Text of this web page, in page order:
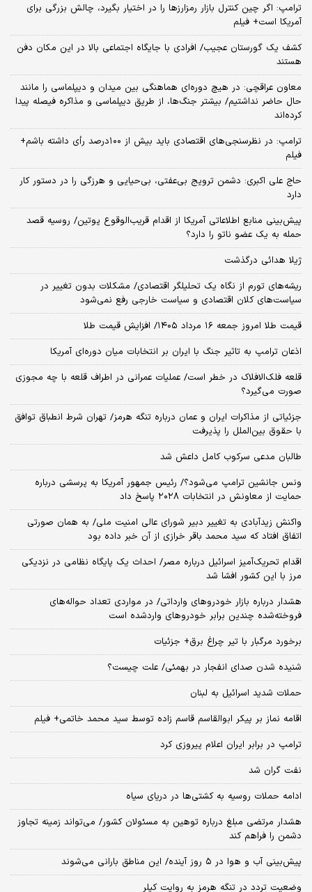
ترامپ: اگر چین کنترل بازار رمزارزها را در اختیار بگیرد، چالش بزرگی برای
آمریکا است+ فیلم
کشف یک گورستان عجیب/ افرادی با جایگاه اجتماعی بالا در این مکان دفن
هستند
معاون عراقچی: در هیچ دوره‌ای هماهنگی بین میدان و دیپلماسی را مانند
حال حاضر نداشتیم/ بیشتر جنگ‌ها، از طریق دیپلماسی و مذاکره فیصله پیدا
کرده‌اند
ترامپ: در نظرسنجی‌های اقتصادی باید بیش از ۱۰۰درصد رأی داشته باشم+
فیلم
حاج علی اکبری: دشمن ترویج بی‌عفتی، بی‌حیایی و هرزگی را در دستور کار
دارد
پیش‌بینی منابع اطلاعاتی آمریکا از اقدام قریب‌الوقوع پوتین/ روسیه قصد
حمله به یک عضو ناتو را دارد؟
ژیلا هدائی درگذشت
ریشه‌های تورم از نگاه یک تحلیلگر اقتصادی/ مشکلات بدون تغییر در
سیاست‌های کلان اقتصادی و سیاست خارجی رفع نمی‌شود
قیمت طلا امروز جمعه ۱۶ مرداد ۱۴۰۵/ افزایش قیمت طلا
اذعان ترامپ به تاثیر جنگ با ایران بر انتخابات میان دوره‌ای آمریکا
قلعه فلک‌الافلاک در خطر است/ عملیات عمرانی در اطراف قلعه با چه مجوزی
صورت می‌گیرد؟
جزئیاتی از مذاکرات ایران و عمان درباره تنگه هرمز/ تهران شرط انطباق توافق
با حقوق بین‌الملل را پذیرفت
طالبان مدعی سرکوب کامل داعش شد
ونس جانشین ترامپ می‌شود؟/ رئیس جمهور آمریکا به پرسشی درباره
حمایت از معاونش در انتخابات ۲۰۲۸ پاسخ داد
واکنش زیدآبادی به تغییر دبیر شورای عالی امنیت ملی/ به همان صورتی
اتفاق افتاد که سید محمد باقر خرازی از آن خبر داده بود
اقدام تحریک‌آمیز اسرائیل درباره مصر/ احداث یک پایگاه نظامی در نزدیکی
مرز با این کشور افشا شد
هشدار درباره بازار خودروهای وارداتی/ در مواردی تعداد حواله‌های
فروخته‌شده چندین برابر خودروهای واردشده است
برخورد مرگبار با تیر چراغ برق+ جزئیات
شنیده شدن صدای انفجار در بهمئی/ علت چیست؟
حملات شدید اسرائیل به لبنان
اقامه نماز بر پیکر ابوالقاسم قاسم زاده توسط سید محمد خاتمی+ فیلم
ترامپ در برابر ایران اعلام پیروزی کرد
نفت گران شد
ادامه حملات روسیه به کشتی‌ها در دریای سیاه
هشدار مرتضی مبلغ درباره توهین به مسئولان کشور/ می‌تواند زمینه تجاوز
دشمن را فراهم کند
پیش‌بینی آب و هوا در ۵ روز آینده/ این مناطق بارانی می‌شوند
وضعیت تردد در تنگه هرمز به روایت کپلر